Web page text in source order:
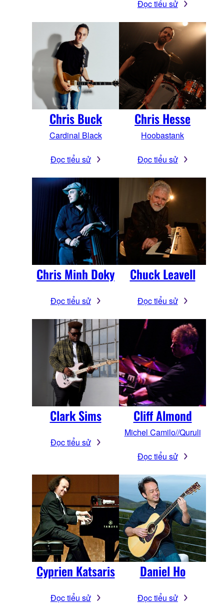
Đọc tiểu sử
Chris Buck
Cardinal Black
Đọc tiểu sử
Chris Hesse
Hoobastank
Đọc tiểu sử
Chris Minh Doky
Đọc tiểu sử
Chuck Leavell
Đọc tiểu sử
Clark Sims
Đọc tiểu sử
Cliff Almond
Michel Camilo//Quruli
Đọc tiểu sử
Cyprien Katsaris
Đọc tiểu sử
Daniel Ho
Đọc tiểu sử